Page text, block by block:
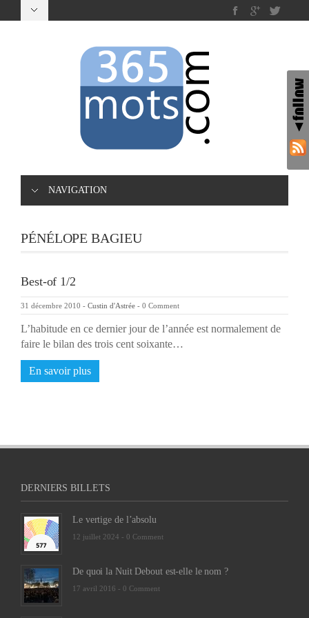
NAVIGATION
PÉNÉLOPE BAGIEU
Best-of 1/2
31 décembre 2010 - Custin d'Astrée - 0 Comment
L’habitude en ce dernier jour de l’année est normalement de
faire le bilan des trois cent soixante…
En savoir plus
DERNIERS BILLETS
Le vertige de l’absolu
12 juillet 2024 - 0 Comment
De quoi la Nuit Debout est-elle le nom ?
17 avril 2016 - 0 Comment